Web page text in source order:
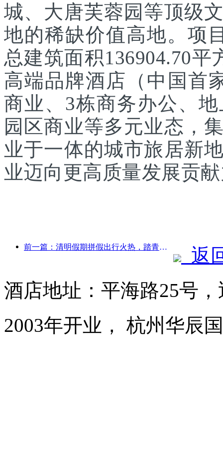
城、大唐芙蓉园等顶级
地的稀缺价值高地。项
总建筑面积136904.70
高端品牌酒店（中国首
商业、3栋商务办公、
园区商业等多元业态，
业于一体的城市旅居新
业迈向更高质量发展贡
前一篇：清明假期拼假出行火热，踏青赏花带动多城客流增长
返
酒店地址：平海路25号
2003年开业， 杭州华